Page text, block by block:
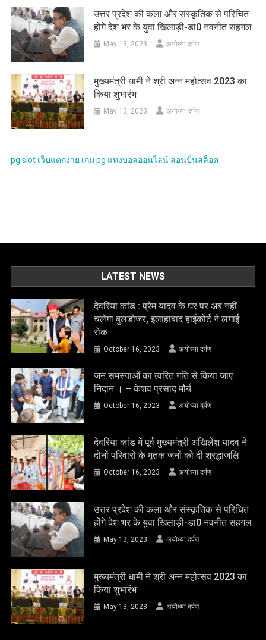
उत्तर प्रदेश की कला और संस्कृतिक से परिचित
होंगे देश भर के युवा खिलाड़ी-डा0 नवनीत सहगल
May 13, 2023 अयोध्या दर्पण
मुख्यमंत्री धामी ने श्री अन्न महोत्सव 2023 का
किया शुभारंभ
May 13, 2023 अयोध्या दर्पण
pg slot เว็บแตกง่าย เกม pg แทงบอลออนไลน์ สอนปั่นสล็อต
LATEST NEWS
देवरिया कांड : प्रेम यादव के घर पर अब नहीं
चलेगा बुलडोजर, इलाहाबाद हाईकोर्ट ने लगाई
रोक
October 16, 2023 अयोध्या दर्पण
जन समस्याओं का त्वरित गति से किया जाए
निदान । – केशव प्रसाद मौर्य
October 16, 2023 अयोध्या दर्पण
देवरिया कांड में पूर्व मुख्यमंत्री अखिलेश यादव ने
दोनों परिवारों के मृतक जनों को दी श्रद्धांजलि
October 16, 2023 अयोध्या दर्पण
उत्तर प्रदेश की कला और संस्कृतिक से परिचित
होंगे देश भर के युवा खिलाड़ी-डा0 नवनीत सहगल
May 13, 2023 अयोध्या दर्पण
मुख्यमंत्री धामी ने श्री अन्न महोत्सव 2023 का
किया शुभारंभ
May 13, 2023 अयोध्या दर्पण